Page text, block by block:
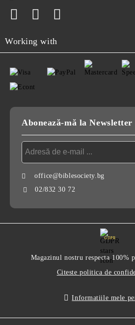
Working with
Abonează-mă la Newsletter
office@biblesociety.bg
02/832 30 72
GDPR
Magazinul nostru respecta 100%
Citeste politica de
Informatiile mele